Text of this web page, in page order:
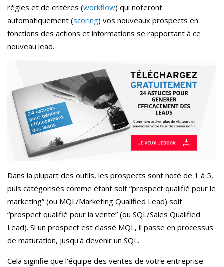
règles et de critères (workflow) qui noteront
automatiquement (scoring) vos nouveaux prospects en
fonctions des actions et informations se rapportant à ce
nouveau lead.
Dans la plupart des outils, les prospects sont noté de 1 à 5,
puis catégorisés comme étant soit “prospect qualifié pour le
marketing” (ou MQL/Marketing Qualified Lead) soit
“prospect qualifié pour la vente” (ou SQL/Sales Qualified
Lead). Si un prospect est classé MQL, il passe en processus
de maturation, jusqu'à devenir un SQL.
Cela signifie que l'équipe des ventes de votre entreprise